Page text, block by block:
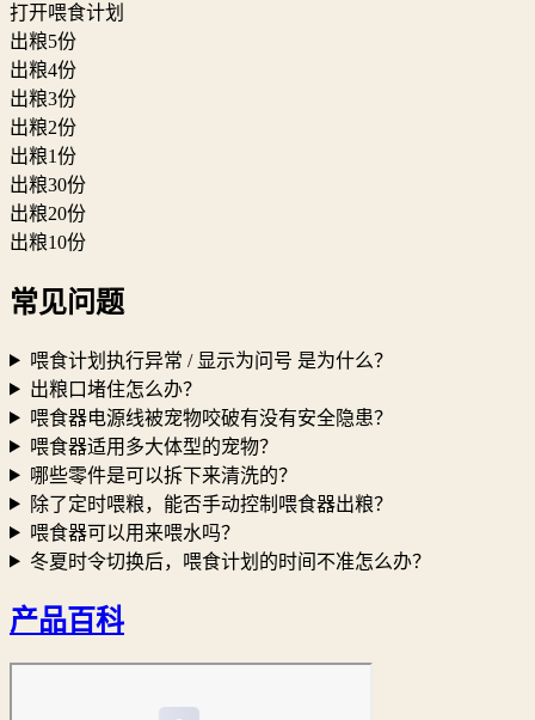
打开喂食计划
出粮5份
出粮4份
出粮3份
出粮2份
出粮1份
出粮30份
出粮20份
出粮10份
常见问题
喂食计划执行异常 / 显示为问号 是为什么？
出粮口堵住怎么办？
喂食器电源线被宠物咬破有没有安全隐患？
喂食器适用多大体型的宠物？
哪些零件是可以拆下来清洗的？
除了定时喂粮，能否手动控制喂食器出粮？
喂食器可以用来喂水吗？
冬夏时令切换后，喂食计划的时间不准怎么办？
产品百科